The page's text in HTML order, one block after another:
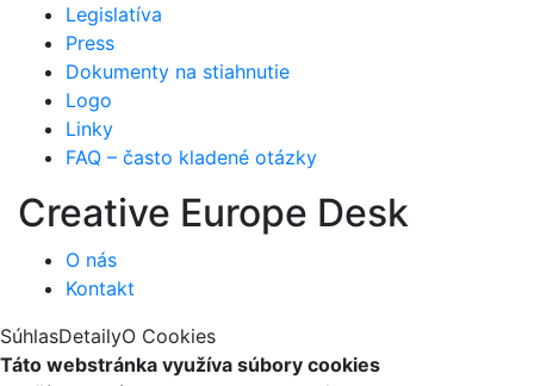
Legislatíva
Press
Dokumenty na stiahnutie
Logo
Linky
FAQ – často kladené otázky
Creative Europe Desk
O nás
Kontakt
SúhlasDetailyO Cookies
Táto webstránka využíva súbory cookies